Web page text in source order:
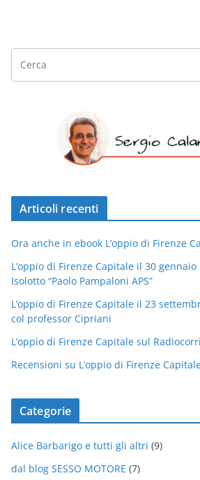
Articoli recenti
Ora anche in ebook L’oppio di Firenze
L’oppio di Firenze Capitale il 30
Isolotto “Paolo Pampaloni APS”
L’oppio di Firenze Capitale il 23
col professor Cipriani
L’oppio di Firenze Capitale sul
Recensioni su L’oppio di Firenze
Categorie
Alice Barbarigo e tutti gli altri (9)
dal blog SESSO MOTORE (7)